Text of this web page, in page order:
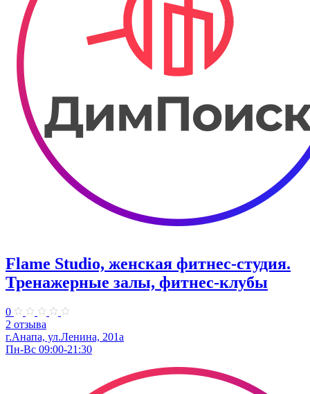
Flame Studio, женская фитнес-студия.
Тренажерные залы, фитнес-клубы
0
2 отзыва
г.Анапа, ул.Ленина, 201а
Пн-Вс 09:00-21:30